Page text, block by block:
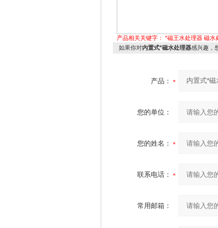
产品相关关键字： *磁王水处理器 磁水
如果你对内置式*磁水处理器感兴趣，
产品：
您的单位：
您的姓名：
联系电话：
常用邮箱：